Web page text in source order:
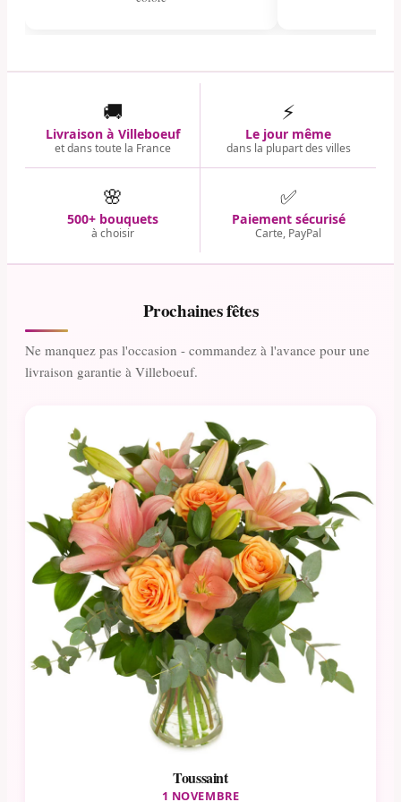
🚚
Livraison à Villeboeuf
et dans toute la France
⚡
Le jour même
dans la plupart des villes
🌸
500+ bouquets
à choisir
✅
Paiement sécurisé
Carte, PayPal
Prochaines fêtes
Ne manquez pas l'occasion - commandez à l'avance pour une
livraison garantie à Villeboeuf.
Toussaint
1 NOVEMBRE